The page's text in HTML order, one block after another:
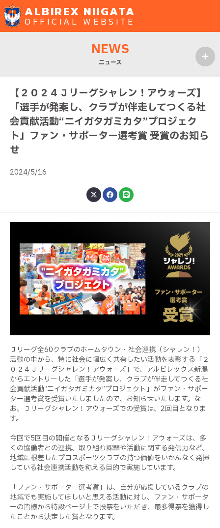
ALBIREX NIIGATA
OFFICIAL WEBSITE
NEWS
ニュース
【２０２４Ｊリーグシャレン！アウォーズ】
「選手が発案し、クラブが伴走してつくる社
会貢献活動“ニイガタガミカタ”プロジェク
ト」ファン・サポーター選考賞 受賞のお知ら
せ
2024/5/16
Ｊリーグ全60クラブのホームタウン・社会連携（シャレン！）
活動の中から、特に社会に幅広く共有したい活動を表彰する「２
０２４Ｊリーグシャレン！アウォーズ」で、アルビレックス新潟
からエントリーした「選手が発案し、クラブが伴走してつくる社
会貢献活動“ニイガタガミカタ”プロジェクト」がファン・サポー
ター選考賞を受賞いたしましたので、お知らせいたします。な
お、Ｊリーグシャレン！アウォーズでの受賞は、2回目となりま
す。
今回で5回目の開催となるＪリーグシャレン！アウォーズは、多
くの協働者との連携、取り組む課題や活動に関する発信力など、
地域に根差したプロスポーツクラブの持つ価値をいかんなく発揮
している社会連携活動を称える目的で実施しています。
「ファン・サポーター選考賞」は、自分が応援しているクラブの
地域でも実施してほしいと思える活動に対し、ファン・サポータ
ーの皆様から特設ページ上で投票をいただき、最多得票を獲得し
たことから決定した賞となります。